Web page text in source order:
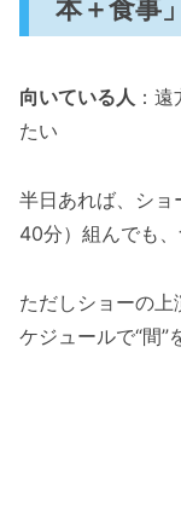
本＋食事
向いている人 ：
たい
半日あれば、シ
40分）組んでも、
ただしショーの上
ケジュールで“間”